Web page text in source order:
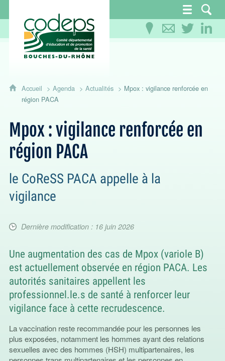
CoDEPS 13 - Comité départemental
Accueil Agenda Actualités
Mpox : vigilance renforcée en
région PACA
Mpox : vigilance renforcée en
région PACA
le CoReSS PACA appelle à la
vigilance
Dernière modification : 16 juin 2026
Une augmentation des cas de Mpox (variole B)
est actuellement observée en région PACA. Les
autorités sanitaires appellent les
professionnel.le.s de santé à renforcer leur
vigilance face à cette recrudescence.
La vaccination reste recommandée pour les personnes les
plus exposées, notamment les hommes ayant des relations
sexuelles avec des hommes (HSH) multipartenaires, les